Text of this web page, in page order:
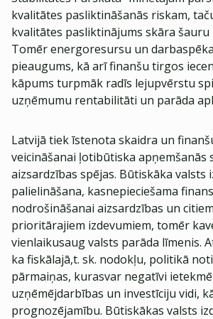
kvalitātes pasliktināšanās riskam,
kvalitātes pasliktinājums skāra šauru
Tomēr energoresursu un
pieaugums, kā arī finanšu tirgos
kāpums turpmāk radīs lejupvērstu
uzņēmumu rentabilitāti un parāda
Latvijā tiek īstenota skaidra un
veicināšanai ļotibūtiska apņemšanās
aizsardzības spējas. Būtiskāka valsts
palielināšana, kasnepieciešama
nodrošināšanai aizsardzības un
prioritārajiem izdevumiem, tomēr
vienlaikusaug valsts parāda līmenis.
ka fiskālajā,t. sk. nodokļu, politikā
pārmaiņas, kurasvar negatīvi
uzņēmējdarbības un investīciju vidi,
prognozējamību. Būtiskākas valsts